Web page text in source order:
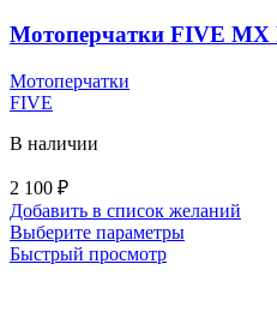
можно
выбрать
Мотоперчатки FIVE MX
Мотоперчатки
FIVE
В наличии
2 100 ₽
Добавить в список желаний
Выберите параметрыЭтот
Быстрый просмотр